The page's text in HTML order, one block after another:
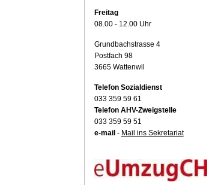
Freitag
08.00 - 12.00 Uhr
Grundbachstrasse 4
Postfach 98
3665 Wattenwil
Telefon Sozialdienst
033 359 59 61
Telefon AHV-Zweigstelle
033 359 59 51
e-mail - Mail ins Sekretariat